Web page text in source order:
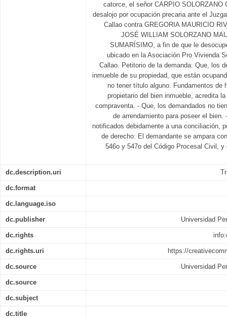
catorce, el señor CARPIO SOLORZANO
desalojo por ocupación precaria ante el
Callao contra GREGORIA MAURICIO
JOSÉ WILLIAM SOLORZANO
SUMARÍSIMO, a fin de que le
ubicado en la Asociación Pro Vivienda
Callao. Petitorio de la demanda: Que, los
inmueble de su propiedad, que están
no tener título alguno. Fundamentos de
propietario del bien inmueble, acredita
compraventa. - Que, los demandados no
de arrendamiento para poseer el
notificados debidamente a una conciliación,
de derecho: El demandante se ampara
546o y 547o del Código Procesal Civil,
dc.description.uri
dc.format
dc.language.iso
dc.publisher Universidad
dc.rights
dc.rights.uri https://
dc.source Universidad
dc.source
dc.subject
dc.title